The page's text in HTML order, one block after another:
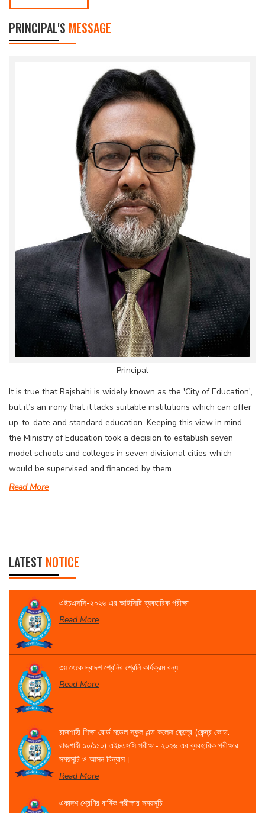
PRINCIPAL'S MESSAGE
Principal
It is true that Rajshahi is widely known as the 'City of Education',
but it’s an irony that it lacks suitable institutions which can offer
up-to-date and standard education. Keeping this view in mind,
the Ministry of Education took a decision to establish seven
model schools and colleges in seven divisional cities which
would be supervised and financed by them...
Read More
LATEST NOTICE
এইচএসসি-২০২৬ এর আইসিটি ব্যবহারিক পরীক্ষা
Read More
৩য় থেকে দ্বাদশ শ্রেনির শ্রেনি কার্যক্রম বন্ধ
Read More
রাজশাহী শিক্ষা বোর্ড মডেল স্কুল এন্ড কলেজ কেন্দ্রে (কেন্দ্র কোড:
রাজশাহী ১০/১১০) এইচএসসি পরীক্ষা- ২০২৬ এর ব্যবহারিক পরীক্ষার
সময়সূচি ও আসন বিন্যাস।
Read More
একাদশ শ্রেণির বার্ষিক পরীক্ষার সময়সূচি